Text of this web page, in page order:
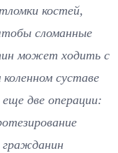
костей,
сломанные
может ходить с
суставе
две операции:
гражданин